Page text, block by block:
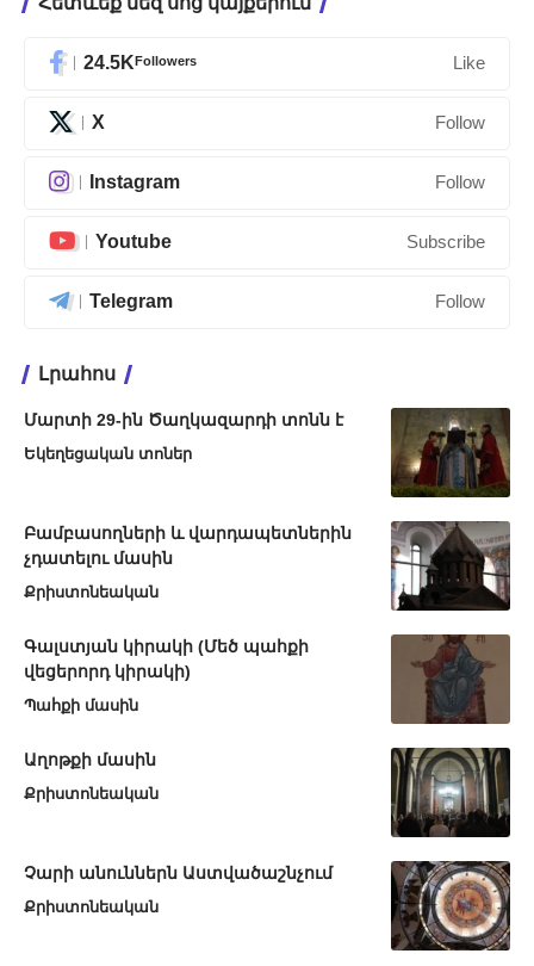
24.5KFollowers Like
X Follow
Instagram Follow
Youtube Subscribe
Telegram Follow
Լրահոս
Մարտի 29-ին Ծաղկազարդի տոնն է
Եկեղեցական տոներ
Բամբասողների և վարդապետներին
չդատելու մասին
Քրիստոնեական
Գալստյան կիրակի (Մեծ պահքի
վեցերորդ կիրակի)
Պահքի մասին
Աղոթքի մասին
Քրիստոնեական
Չարի անուններն Աստվածաշնչում
Քրիստոնեական